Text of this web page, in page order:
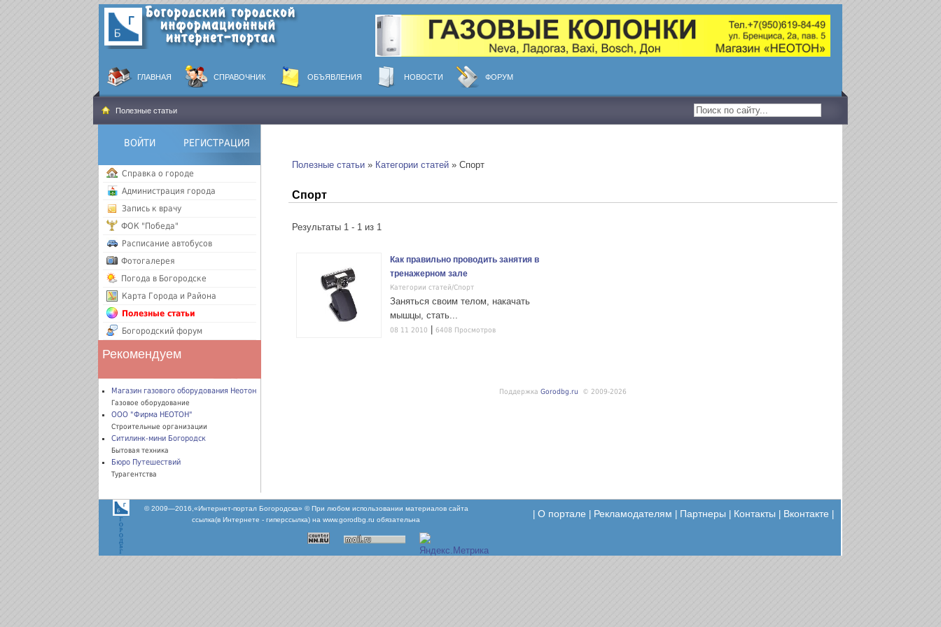
ГЛАВНАЯ СПРАВОЧНИК ОБЪЯВЛЕНИЯ НОВОСТИ ФОРУМ
Полезные статьи
Полезные статьи » Категории статей » Спорт
Спорт
Результаты 1 - 1 из 1
Как правильно проводить занятия в
тренажерном зале
Категории статей/Спорт
Заняться своим телом, накачать
мышцы, стать...
08 11 2010 6408 Просмотров
Поддержка Gorodbg.ru © 2009-2026
ВОЙТИ РЕГИСТРАЦИЯ
Справка о городе
Администрация города
Запись к врачу
ФОК "Победа"
Расписание автобусов
Фотогалерея
Погода в Богородске
Карта Города и Района
Полезные статьи
Богородский форум
Рекомендуем
Магазин газового оборудования Неотон
Газовое оборудование
ООО "Фирма НЕОТОН"
Строительные организации
Ситилинк-мини Богородск
Бытовая техника
Бюро Путешествий
Турагентства
О портале Рекламодателям Партнеры Контакты Вконтакте
© 2009—2016,«Интернет-портал Богородска» © При любом использовании материалов сайта
ссылка(в Интернете - гиперссылка) на www.gorodbg.ru обязательна